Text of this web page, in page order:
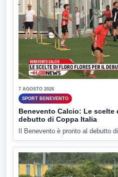
7 AGOSTO 2026
SPORT BENEVENTO
Benevento Calcio: Le scelte
debutto di Coppa Italia
Il Benevento è pronto al debutto